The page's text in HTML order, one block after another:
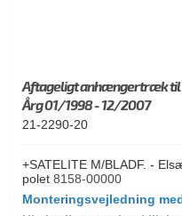
Aftageligt anhængertræk til
Årg 01/1998 - 12/2007
21-2290-20
+SATELITE M/BLADF. -
polet 8158-00000
Monteringsvejledning